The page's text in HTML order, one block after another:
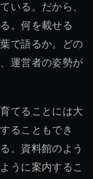
いる。だから、
。何を載せる
で語るか。どの
運営者の姿勢が
てることには大
ることもでき
。資料館のよう
うに案内するこ